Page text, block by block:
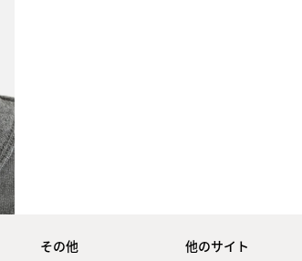
その他
他のサイト